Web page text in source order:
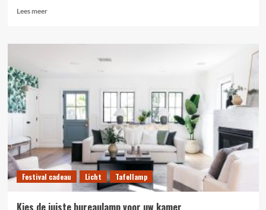
Lees meerLees
Voeg
interieur
gietijzeren
kroonluchter
Festival cadeau Licht Tafellamp
Kies de juiste bureaulamp voor uw kamer